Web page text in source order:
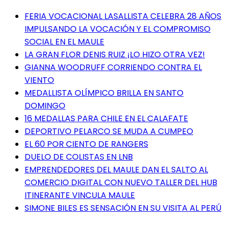
FERIA VOCACIONAL LASALLISTA CELEBRA 28 AÑOS
IMPULSANDO LA VOCACIÓN Y EL COMPROMISO
SOCIAL EN EL MAULE
LA GRAN FLOR DENIS RUIZ ¡LO HIZO OTRA VEZ!
GIANNA WOODRUFF CORRIENDO CONTRA EL
VIENTO
MEDALLISTA OLÍMPICO BRILLA EN SANTO
DOMINGO
16 MEDALLAS PARA CHILE EN EL CALAFATE
DEPORTIVO PELARCO SE MUDA A CUMPEO
EL 60 POR CIENTO DE RANGERS
DUELO DE COLISTAS EN LNB
EMPRENDEDORES DEL MAULE DAN EL SALTO AL
COMERCIO DIGITAL CON NUEVO TALLER DEL HUB
ITINERANTE VINCULA MAULE
SIMONE BILES ES SENSACIÓN EN SU VISITA AL PERÚ